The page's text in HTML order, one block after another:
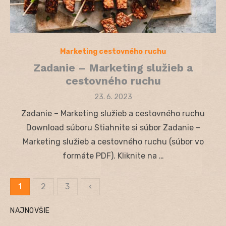
Marketing cestovného ruchu
Zadanie – Marketing služieb a
cestovného ruchu
Posted
23. 6. 2023
Zadanie – Marketing služieb a cestovného ruchu
Download súboru Stiahnite si súbor Zadanie –
Marketing služieb a cestovného ruchu (súbor vo
formáte PDF). Kliknite na …
Stránkovanie
príspevkov
1 2 3 ‹
NAJNOVŠIE